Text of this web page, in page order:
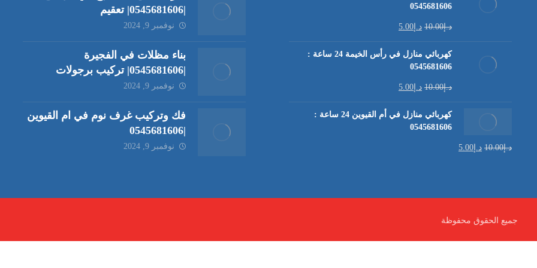
0545681606
د.إ10.00 د.إ 5.00
كهربائي منازل في رأس الخيمة 24 ساعة :
0545681606
د.إ10.00 د.إ 5.00
كهربائي منازل في أم القيوين 24 ساعة :
0545681606
د.إ10.00 د.إ 5.00
|0545681606| تعقيم
نوفمبر 9, 2024
بناء مظلات في الفجيرة
|0545681606| تركيب برجولات
نوفمبر 9, 2024
فك وتركيب غرف نوم في ام القيوين
|0545681606
نوفمبر 9, 2024
جميع الحقوق محفوظة